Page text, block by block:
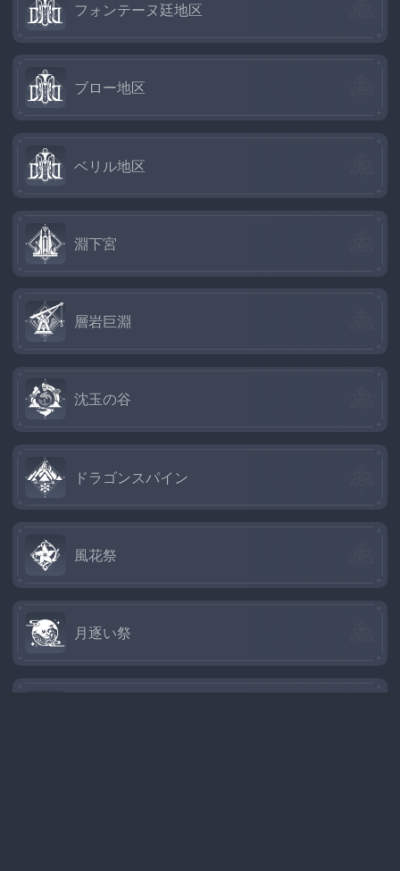
フォンテーヌ廷地区
ブロー地区
ベリル地区
淵下宮
層岩巨淵
沈玉の谷
ドラゴンスパイン
風花祭
月逐い祭